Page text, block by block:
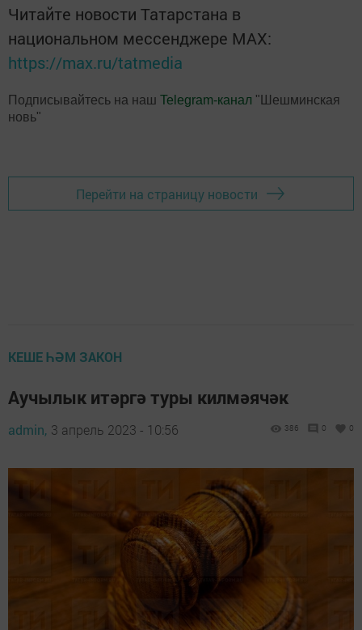
Читайте новости Татарстана в
национальном мессенджере MАХ:
https://max.ru/tatmedia
Подписывайтесь на наш Telegram-канал "Шешминская
новь"
Перейти на страницу новости
КЕШЕ ҺӘМ ЗАКОН
Аучылык итәргә туры килмәячәк
admin, 3 апрель 2023 - 10:56 386 0 0